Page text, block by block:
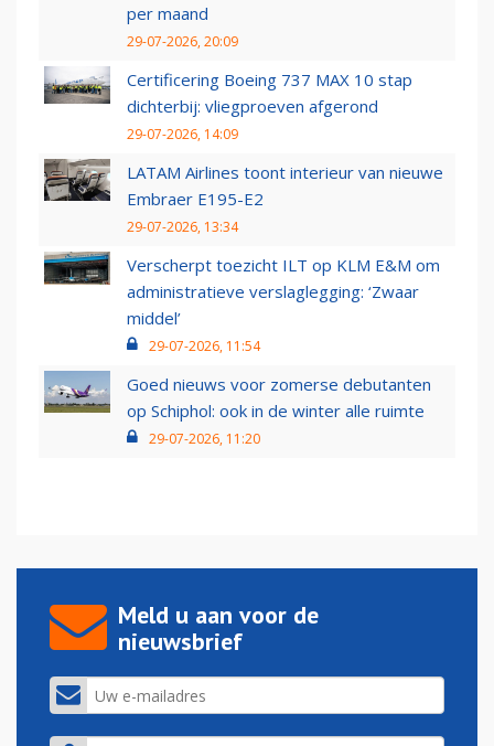
per maand
29-07-2026, 20:09
Certificering Boeing 737 MAX 10 stap
dichterbij: vliegproeven afgerond
29-07-2026, 14:09
LATAM Airlines toont interieur van nieuwe
Embraer E195-E2
29-07-2026, 13:34
Verscherpt toezicht ILT op KLM E&M om
administratieve verslaglegging: ‘Zwaar
middel’
29-07-2026, 11:54
Goed nieuws voor zomerse debutanten
op Schiphol: ook in de winter alle ruimte
29-07-2026, 11:20
Meld u aan voor de
nieuwsbrief